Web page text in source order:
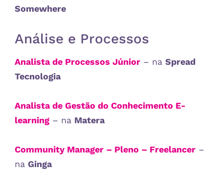
Somewhere
Análise e Processos
Analista de Processos Júnior – na Spread
Tecnologia
Analista de Gestão do Conhecimento E-
learning – na Matera
Community Manager – Pleno – Freelancer –
na Ginga